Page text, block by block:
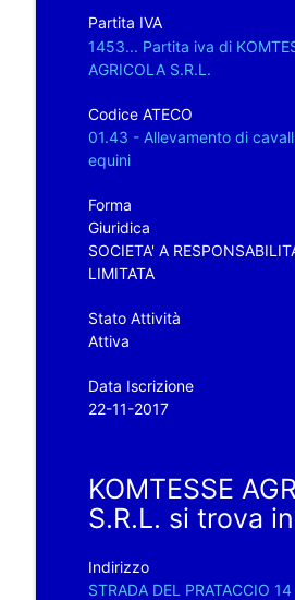
Partita IVA
1453... Partita iva di
AGRICOLA S.R.L.
Codice ATECO
01.43 - Allevamento di
equini
Forma
Giuridica
SOCIETA' A
LIMITATA
Stato Attività
Attiva
Data Iscrizione
22-11-2017
KOMTESSE
S.R.L. si trova
Indirizzo
STRADA DEL PRATACCIO 14